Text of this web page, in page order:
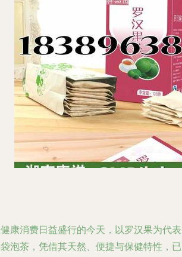
康消费日益盛行的今天，以罗汉果为代
泡茶，凭借其天然、便捷与保健特性，